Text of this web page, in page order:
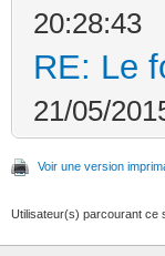
20:28:43
RE: Le
21/05/
Voir une version
Utilisateur(s) parcourant ce